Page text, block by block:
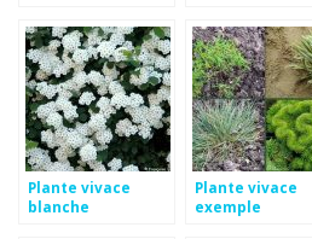
Plante vivace
blanche
Plante vivace
exemple